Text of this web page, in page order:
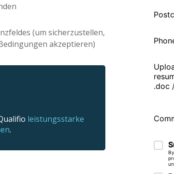
(um sicherzustellen,
akzeptieren)
leistungsstarke
.